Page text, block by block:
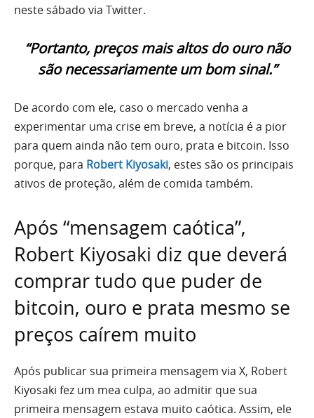
neste sábado via Twitter.
“Portanto, preços mais altos do ouro não
são necessariamente um bom sinal.”
De acordo com ele, caso o mercado venha a
experimentar uma crise em breve, a notícia é a pior
para quem ainda não tem ouro, prata e bitcoin. Isso
porque, para Robert Kiyosaki, estes são os principais
ativos de proteção, além de comida também.
Após “mensagem caótica”,
Robert Kiyosaki diz que deverá
comprar tudo que puder de
bitcoin, ouro e prata mesmo se
preços caírem muito
Após publicar sua primeira mensagem via X, Robert
Kiyosaki fez um mea culpa, ao admitir que sua
primeira mensagem estava muito caótica. Assim, ele